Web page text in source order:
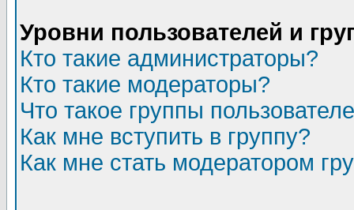
Уровни пользователей и
Кто такие администраторы?
Кто такие модераторы?
Что такое группы
Как мне вступить в группу?
Как мне стать модератором